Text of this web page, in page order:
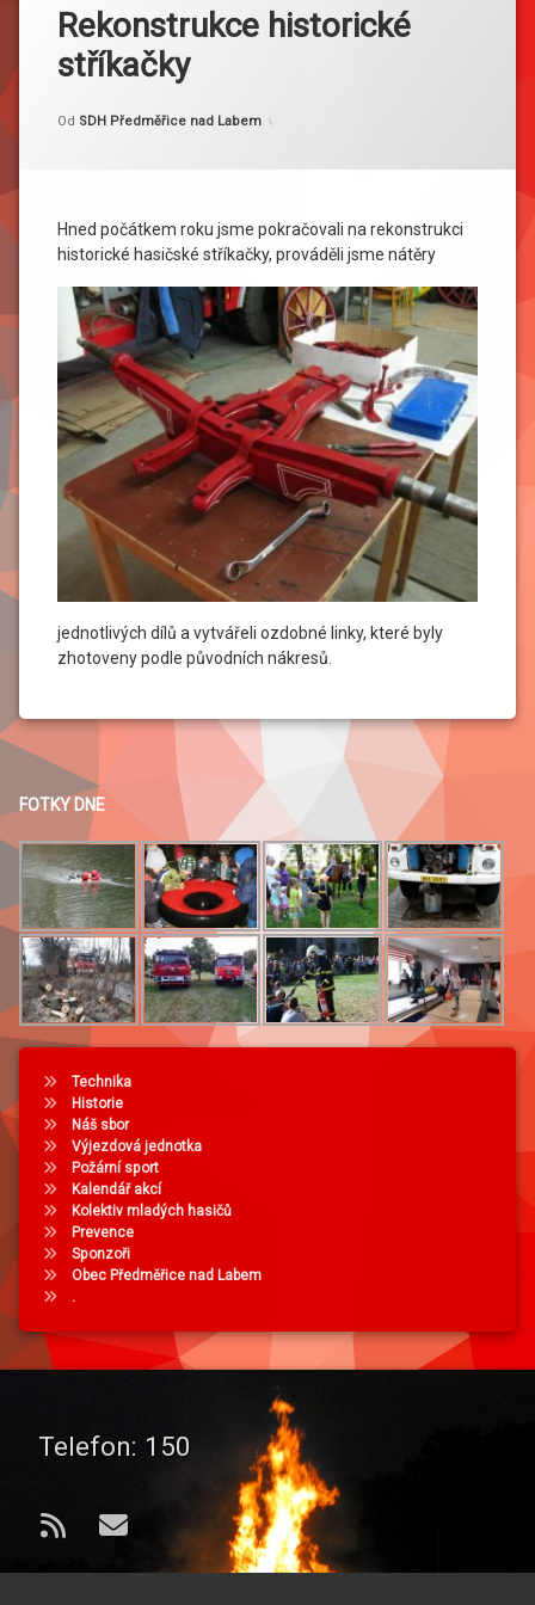
Rekonstrukce historické
stříkačky
Publikováno3. 1. 2012
Aktualizováno 25. 3. 2013
Od SDH Předměřice nad Labem
Hned počátkem roku jsme pokračovali na rekonstrukci
historické hasičské stříkačky, prováděli jsme nátěry
jednotlivých dílů a vytvářeli ozdobné linky, které byly
zhotoveny podle původních nákresů.
FOTKY DNE
Technika
Historie
Náš sbor
Výjezdová jednotka
Požární sport
Kalendář akcí
Kolektiv mladých hasičů
Prevence
Sponzoři
Obec Předměřice nad Labem
.
Telefon: 150
RSS E-mail